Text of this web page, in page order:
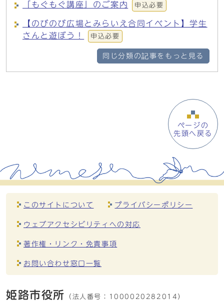
「もぐもぐ講座」のご案内 申込必要
【のびのび広場とみらいえ合同イベント】学生
さんと遊ぼう！
申込必要
同じ分類の記事をもっと見る
ページの
先頭へ戻る
このサイトについて プライバシーポリシー
ウェブアクセシビリティへの対応
著作権・リンク・免責事項
お問い合わせ窓口一覧
姫路市役所 （法人番号： 1000020282014）